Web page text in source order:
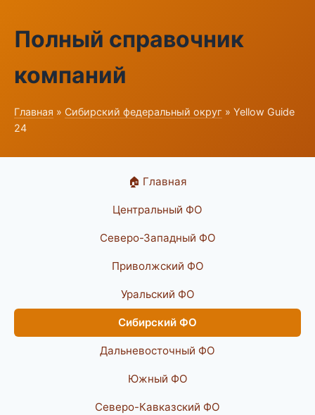
Полный справочник
компаний
Главная » Сибирский федеральный округ » Yellow Guide
24
🏠 Главная
Центральный ФО
Северо-Западный ФО
Приволжский ФО
Уральский ФО
Сибирский ФО
Дальневосточный ФО
Южный ФО
Северо-Кавказский ФО